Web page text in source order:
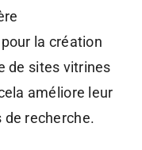
la création
de sites vitrines
améliore leur
recherche.